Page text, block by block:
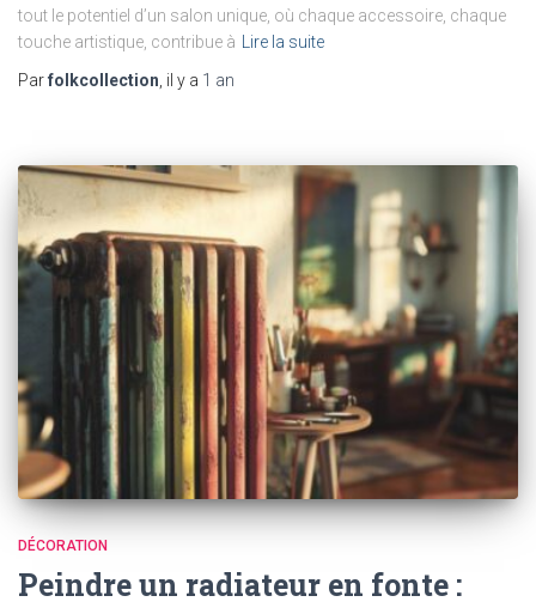
tout le potentiel d’un salon unique, où chaque accessoire, chaque
touche artistique, contribue à
Lire la suite
Parfolkcollection , il y a 1 an
DÉCORATION
Peindre un radiateur en fonte :